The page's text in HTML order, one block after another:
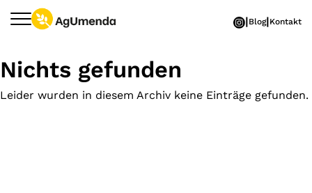
Zum Hauptinhalt springen
Blog Kontakt
Nichts gefunden
Leider wurden in diesem Archiv keine Einträge gefunden.